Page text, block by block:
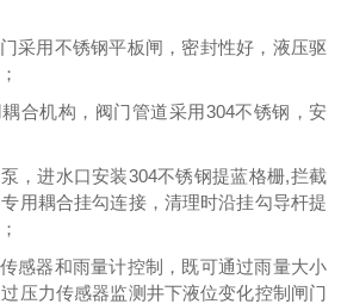
采用不锈钢平板闸， 密封性好，液压驱
；
合机构，阀门管道采用304不锈钢，安
，进水口安装304不锈钢提蓝格栅,拦截
用耦合挂勾连接，清理时沿挂勾导杆提
；
感器和雨量计控制，既可通过雨量大小
压力传感器监测井下液位变化控制闸门